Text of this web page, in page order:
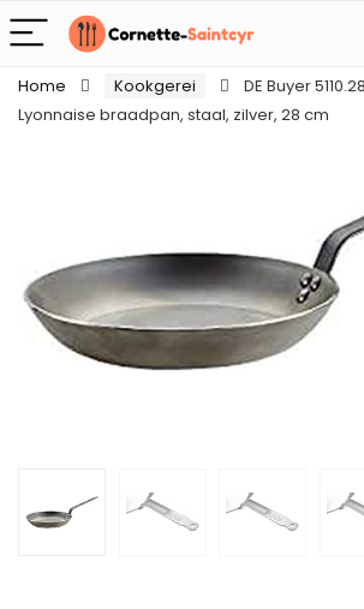
Home Kookgerei
DE Buyer
Lyonnaise braadpan, staal, zilver, 28 cm